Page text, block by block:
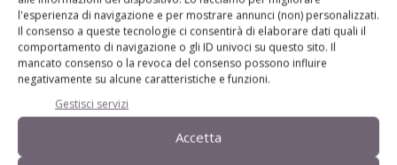
l'esperienza di navigazione e per mostrare annunci (non) personalizzati.
Il consenso a queste tecnologie ci consentirà di elaborare dati quali il
comportamento di navigazione o gli ID univoci su questo sito. Il
mancato consenso o la revoca del consenso possono influire
negativamente su alcune caratteristiche e funzioni.
Gestisci servizi
Accetta
indiretti in quanto precursore del N2 O. Essa è inoltre nociva
per l’uomo e per gli animali in quanto, ha un odore
pungente che irrita occhi, gola e mucose. L’N ureico delle
urine rappresenta il principale precursore dell’ammoniaca,
per cui tutti gli interventi che riducono l’escrezione di N nei
reflui riducono anche le emissioni di questo gas. Nel
liquame suino,